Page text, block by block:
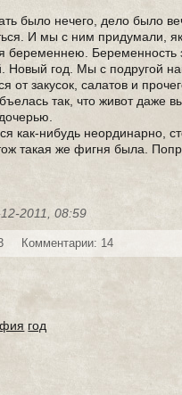
было нечего, дело было
И мы с ним придумали,
беременнею. Беременность
год. Мы с подругой
закусок, салатов и
так, что живот даже
как-нибудь неординарно,
такая же фигня была.
2011, 08:59
Комментарии: 14
год